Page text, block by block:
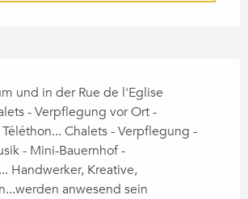
und in der Rue de l'Eglise
- Verpflegung vor Ort -
Chalets - Verpflegung -
- Mini-Bauernhof -
Handwerker, Kreative,
anwesend sein